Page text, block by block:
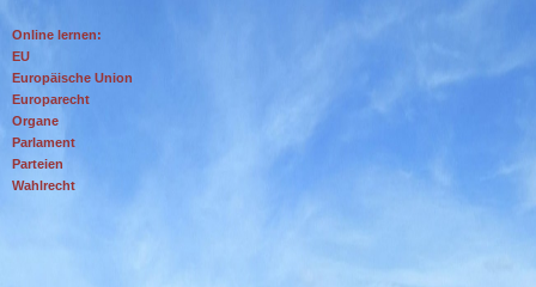
Online lernen:
EU
Europäische Union
Europarecht
Organe
Parlament
Parteien
Wahlrecht